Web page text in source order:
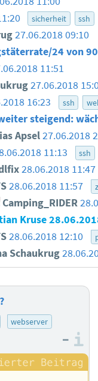
sicherheit ssh
27.06.2018 09:10
24 von
11:51
27.06.2018
16:23 ssh
steigend:
Apsel 27.06.2018
11:13 ssh
28.06.2018 11:47
28.06.2018 11:57
Camping_RIDER
Kruse
28.06.2018 12:10
Schaukrug
webserver
–